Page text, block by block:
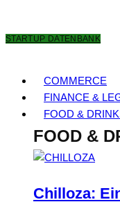
STARTUP DATENBANK
COMMERCE
FINANCE &
FOOD &
FOOD &
Chilloza: